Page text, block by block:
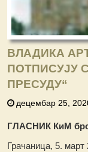
ВЛАДИКА
ПОТПИСУЈУ
ПРЕСУДУ“
децембар 25,
ГЛАСНИК КиМ
Грачаница, 5. март